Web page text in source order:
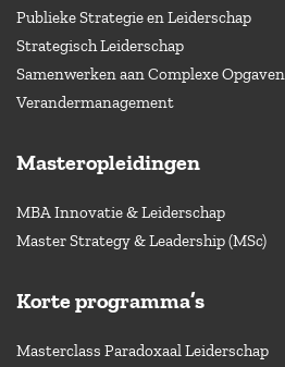
Publieke Strategie en Leiderschap
Strategisch Leiderschap
Samenwerken aan Complexe Opgaven
Verandermanagement
Masteropleidingen
MBA Innovatie & Leiderschap
Master Strategy & Leadership (MSc)
Korte programma’s
Masterclass Paradoxaal Leiderschap